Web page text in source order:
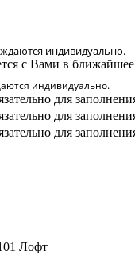
индивидуально.
с Вами в
индивидуально.
для
для
для
Лофт